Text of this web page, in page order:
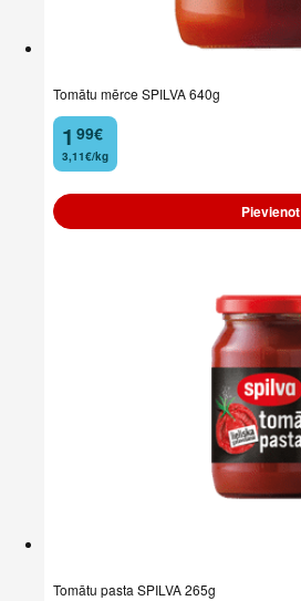
Tomātu mērce SPILVA 640g
1
. 99€
3,11€/kg
Pievienot
Tomātu pasta SPILVA 265g